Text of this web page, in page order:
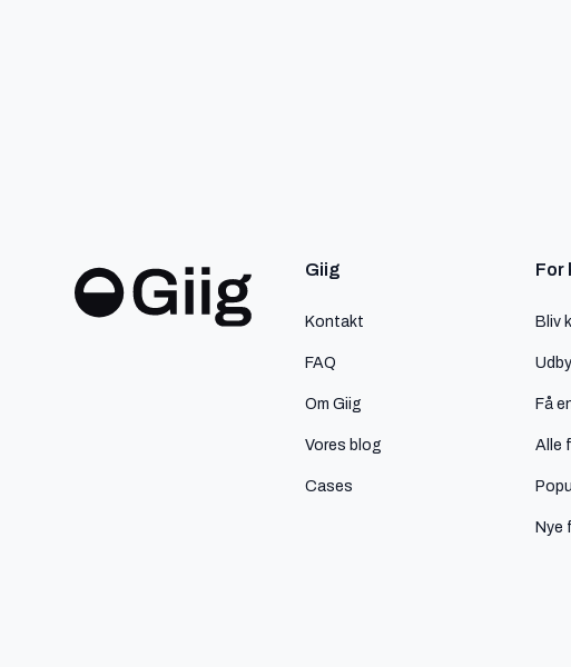
Giig
Kontakt
FAQ
Om Giig
Vores blog
Cases
For
Bliv
Få
Alle
Nye